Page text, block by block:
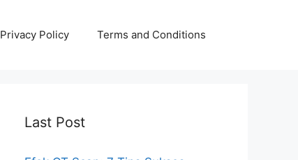
Privacy Policy Terms and Conditions
Last Post